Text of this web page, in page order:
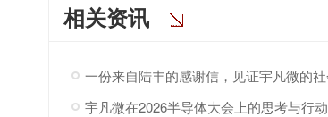
相关资讯
宇凡微在2026半导体大会上的思考与行动